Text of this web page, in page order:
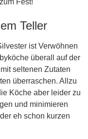
zum Fest!
Teller
ist Verwöhnen
überall auf der
seltenen Zutaten
überraschen. Allzu
Köche aber leider zu
und minimieren
eh schon kurzen